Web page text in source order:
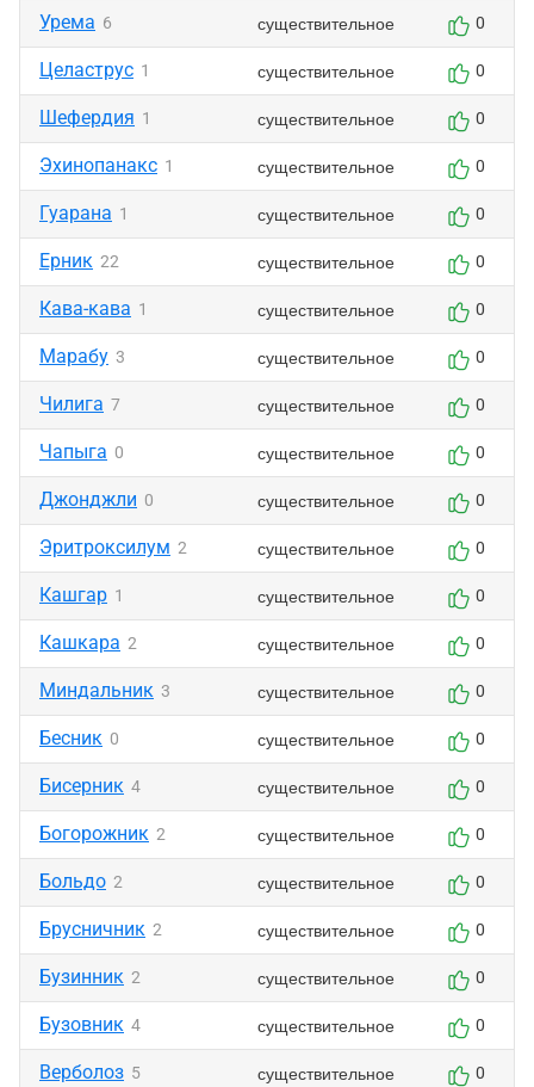
Урема 6 существительное 0
Целаструс 1 существительное 0
Шефердия 1 существительное 0
Эхинопанакс 1 существительное 0
Гуарана 1 существительное 0
Ерник 22 существительное 0
Кава-кава 1 существительное 0
Марабу 3 существительное 0
Чилига 7 существительное 0
Чапыга 0 существительное 0
Джонджли 0 существительное 0
Эритроксилум 2 существительное 0
Кашгар 1 существительное 0
Кашкара 2 существительное 0
Миндальник 3 существительное 0
Бесник 0 существительное 0
Бисерник 4 существительное 0
Богорожник 2 существительное 0
Больдо 2 существительное 0
Брусничник 2 существительное 0
Бузинник 2 существительное 0
Бузовник 4 существительное 0
Верболоз 5 существительное 0